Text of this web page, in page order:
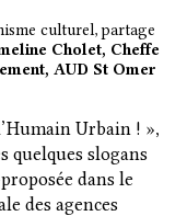
culturel, partage
Cholet, Cheffe
AUD St Omer
Urbain ! »,
quelques slogans
dans le
des agences